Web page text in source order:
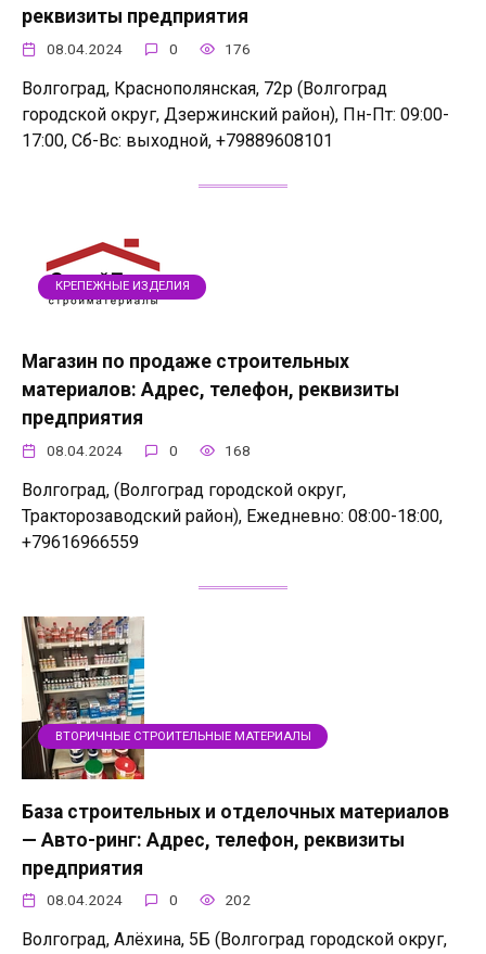
реквизиты предприятия
08.04.2024 0 176
Волгоград, Краснополянская, 72р (Волгоград
городской округ, Дзержинский район), Пн-Пт: 09:00-
17:00, Сб-Вс: выходной, +79889608101
КРЕПЕЖНЫЕ ИЗДЕЛИЯ
Магазин по продаже строительных
материалов: Адрес, телефон, реквизиты
предприятия
08.04.2024 0 168
Волгоград, (Волгоград городской округ,
Тракторозаводский район), Ежедневно: 08:00-18:00,
+79616966559
ВТОРИЧНЫЕ СТРОИТЕЛЬНЫЕ МАТЕРИАЛЫ
База строительных и отделочных материалов
— Авто-ринг: Адрес, телефон, реквизиты
предприятия
08.04.2024 0 202
Волгоград, Алёхина, 5Б (Волгоград городской округ,